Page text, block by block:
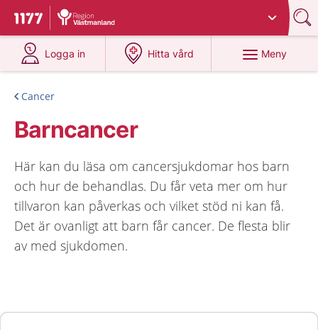
Till startsidan för 1177
Du har valt region
Logga in
på 1177.se
Hitta vård
på 1177.se
Meny
Cancer
Barncancer
Här kan du läsa om cancersjukdomar hos barn
och hur de behandlas. Du får veta mer om hur
tillvaron kan påverkas och vilket stöd ni kan få.
Det är ovanligt att barn får cancer. De flesta blir
av med sjukdomen.